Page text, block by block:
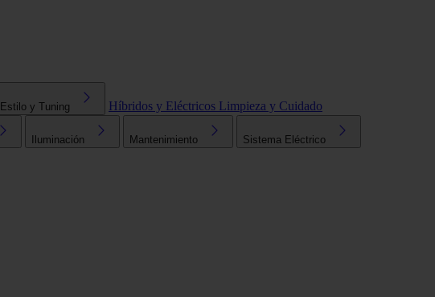
Estilo y Tuning Híbridos y Eléctricos Limpieza y Cuidado
Iluminación Mantenimiento Sistema Eléctrico